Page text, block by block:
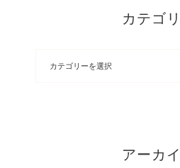
カテゴ
アーカ